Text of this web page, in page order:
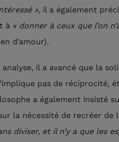
», il a également
à « donner à ceux que l’on
d’amour).
il a avancé que la
pas de réciprocité,
a également insisté
la nécessité de recréer de
diviser, et il n’y a que les